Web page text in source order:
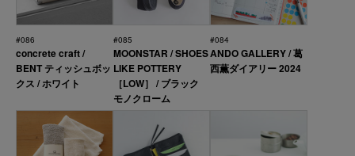
#086
concrete craft /
BENT ティッシュボッ
クス / ホワイト
#085
MOONSTAR / SHOES
LIKE POTTERY
［LOW］ / ブラック
モノクローム
#084
ANDO GALLERY / 葛
西薫ダイアリー 2024